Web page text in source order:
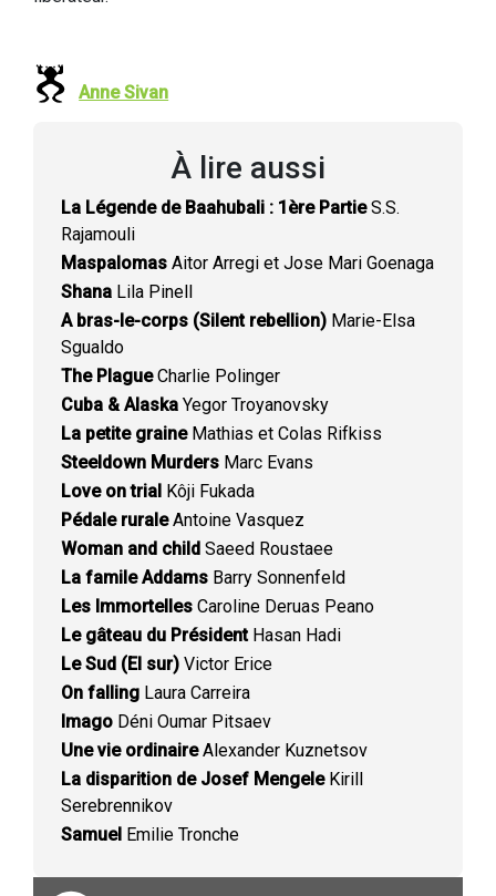
Anne Sivan
À lire aussi
La Légende de Baahubali : 1ère PartieS.S.
Rajamouli
Maspalomas Aitor Arregi et Jose Mari Goenaga
Shana Lila Pinell
A bras-le-corps (Silent rebellion) Marie-Elsa
Sgualdo
The PlagueCharlie Polinger
Cuba & Alaska Yegor Troyanovsky
La petite graineMathias et Colas Rifkiss
Steeldown Murders Marc Evans
Love on trial Kôji Fukada
Pédale ruraleAntoine Vasquez
Woman and child Saeed Roustaee
La famile Addams Barry Sonnenfeld
Les Immortelles Caroline Deruas Peano
Le gâteau du PrésidentHasan Hadi
Le Sud (El sur) Victor Erice
On falling Laura Carreira
Imago Déni Oumar Pitsaev
Une vie ordinaireAlexander Kuznetsov
La disparition de Josef MengeleKirill
Serebrennikov
Samuel Emilie Tronche